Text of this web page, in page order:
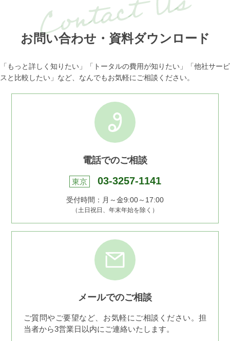
お問い合わせ・資料ダウンロード
「もっと詳しく知りたい」「トータルの費用が知りたい」
「他社サービ
スと比較したい」など、なんでもお気軽にご相談ください。
電話でのご相談
東京 03-3257-1141
受付時間：月～金9:00～17:00
（土日祝日、年末年始を除く）
メールでのご相談
ご質問やご要望など、お気軽にご相談ください。担
当者から3営業日以内にご連絡いたします。